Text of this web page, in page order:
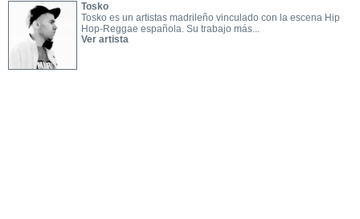
Tosko
Tosko es un artistas madrileño vinculado con la escena Hip
Hop-Reggae española. Su trabajo más...
Ver artista